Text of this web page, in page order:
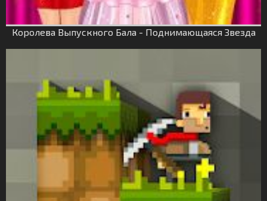
Королева Выпускного Бала - Поднимающаяся Звезда